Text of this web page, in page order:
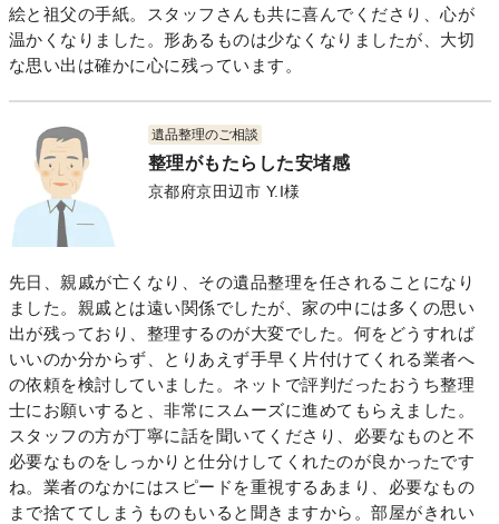
絵と祖父の手紙。スタッフさんも共に喜んでくださり、心が
温かくなりました。形あるものは少なくなりましたが、大切
な思い出は確かに心に残っています。
遺品整理のご相談
整理がもたらした安堵感
京都府京田辺市 Y.I様
先日、親戚が亡くなり、その遺品整理を任されることになり
ました。親戚とは遠い関係でしたが、家の中には多くの思い
出が残っており、整理するのが大変でした。何をどうすれば
いいのか分からず、とりあえず手早く片付けてくれる業者へ
の依頼を検討していました。ネットで評判だったおうち整理
士にお願いすると、非常にスムーズに進めてもらえました。
スタッフの方が丁寧に話を聞いてくださり、必要なものと不
必要なものをしっかりと仕分けしてくれたのが良かったです
ね。業者のなかにはスピードを重視するあまり、必要なもの
まで捨ててしまうものもいると聞きますから。部屋がきれい